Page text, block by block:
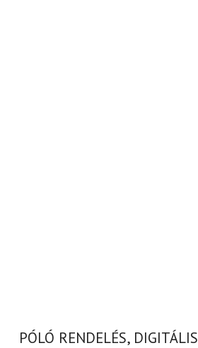
PÓLÓ RENDELÉS, DIGITÁLIS